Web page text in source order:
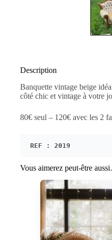
Description
Banquette vintage beige
côté chic et vintage à votre
80€ seul – 120€ avec les 2
REF : 2019
Vous aimerez peut-être